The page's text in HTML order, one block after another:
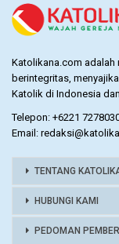
Katolikana.com adalah
berintegritas,
Katolik di Indonesia
Telepon: +6221
Email:
TENTANG
HUBUNGI KAMI
PEDOMAN